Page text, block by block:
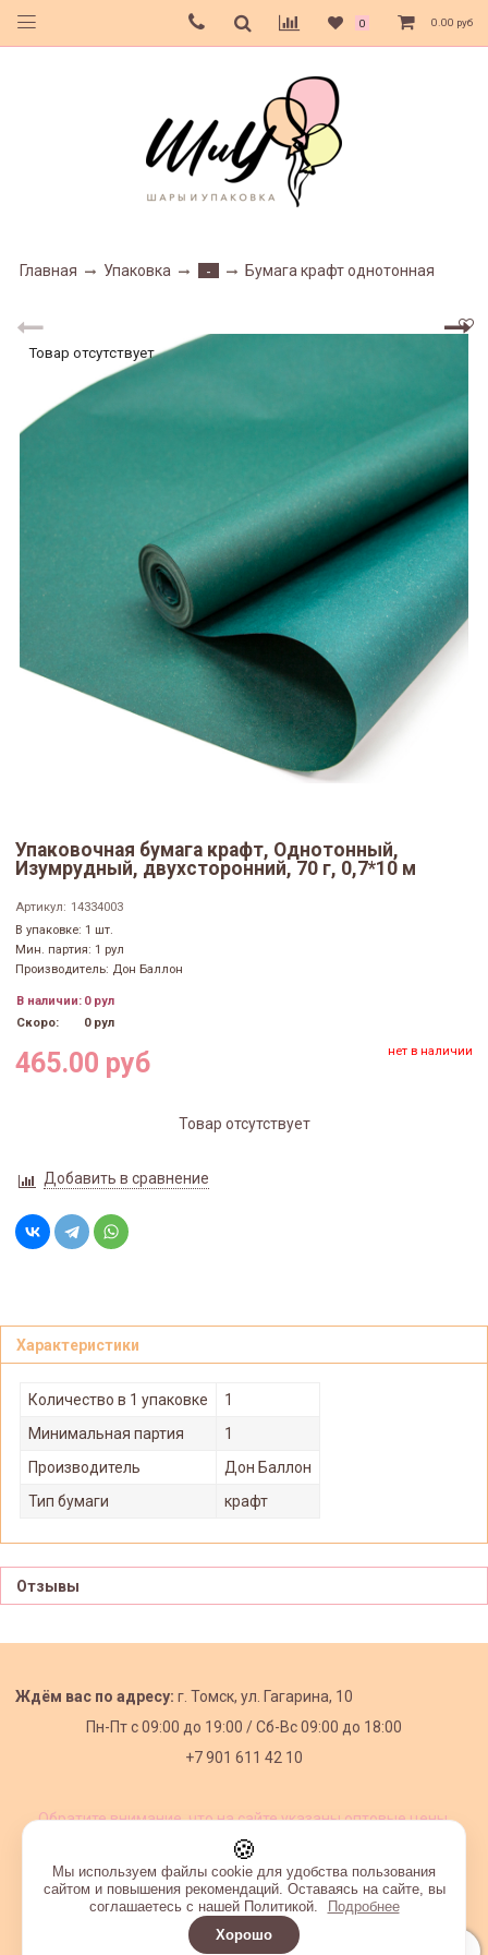
0 0.00 руб
Главная Упаковка - Бумага крафт однотонная
Товар отсутствует
Упаковочная бумага крафт, Однотонный,
Изумрудный, двухсторонний, 70 г, 0,7*10 м
Артикул: 14334003
В упаковке: 1 шт.
Мин. партия: 1 рул
Производитель: Дон Баллон
В наличии: 0 рул
Скоро:
0 рул
465.00 руб нет в наличии
Товар отсутствует
Добавить в сравнение
Характеристики
Количество в 1 упаковке
1
Минимальная партия
1
Производитель
Дон Баллон
Тип бумаги
крафт
Отзывы
Ждём вас по адресу: г. Томск, ул. Гагарина, 10
Пн-Пт с09:00 до 19:00 /Сб-Вс 09:00 до 18:00
+7 901 611 42 10
Обратите внимание, что на сайте указаны оптовые цены,
🍪
Мы используем файлы cookie для удобства пользования
сайтом и повышения рекомендаций. Оставаясь на сайте, вы
соглашаетесь с нашей Политикой.
Подробнее
Хорошо